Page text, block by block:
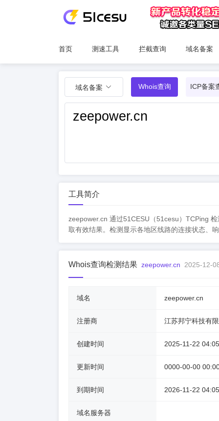
首页 测速工具 拦截查询 域名备案
域名备案 Whois查询 ICP备案
工具简介
zeepower.cn 通过51CESU（51cesu）TCPing
取有效结果。检测显示各地区线路的连接状态、
Whois查询检测结果 zeepower.cn 2025-12-
域名 zeepower.cn
注册商 江苏邦宁科技有
创建时间 2025-11-22
更新时间 0000-00-00
到期时间 2026-11-22
域名服务器